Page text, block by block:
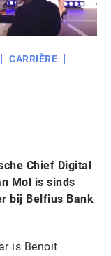
CARRIÈRE
Chief Digital
Mol is sinds
bij Belfius Bank
is Benoit